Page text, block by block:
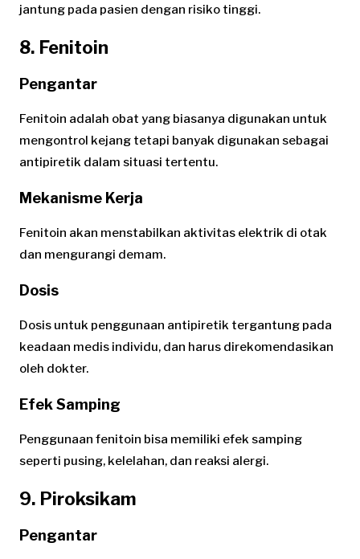
jantung pada pasien dengan risiko tinggi.
8. Fenitoin
Pengantar
Fenitoin adalah obat yang biasanya digunakan untuk
mengontrol kejang tetapi banyak digunakan sebagai
antipiretik dalam situasi tertentu.
Mekanisme Kerja
Fenitoin akan menstabilkan aktivitas elektrik di otak
dan mengurangi demam.
Dosis
Dosis untuk penggunaan antipiretik tergantung pada
keadaan medis individu, dan harus direkomendasikan
oleh dokter.
Efek Samping
Penggunaan fenitoin bisa memiliki efek samping
seperti pusing, kelelahan, dan reaksi alergi.
9. Piroksikam
Pengantar